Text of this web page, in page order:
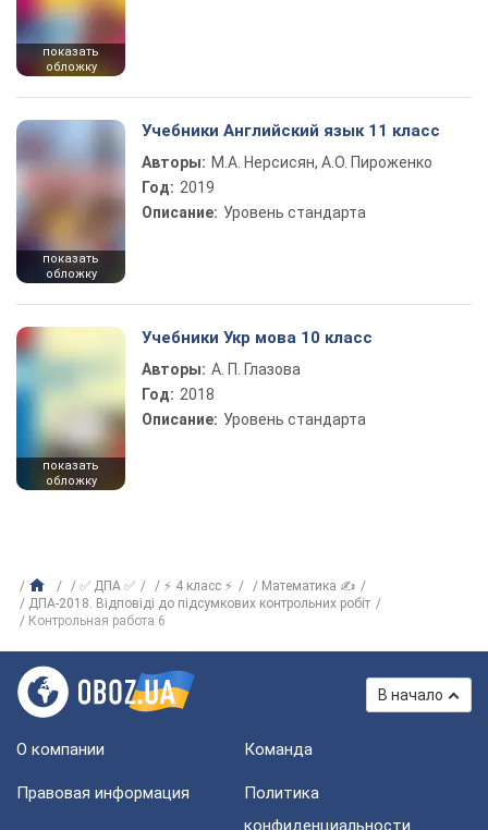
показать
обложку
показать
обложку
Учебники Английский язык 11 класс
Авторы: М.А. Нерсисян, А.О. Пироженко
Год: 2019
Описание: Уровень стандарта
показать
обложку
Учебники Укр мова 10 класс
Авторы: А. П. Глазова
Год: 2018
Описание: Уровень стандарта
✅ ДПА ✅ ⚡ 4 класс ⚡
Математика ✍
ДПА-2018. Відповіді до підсумкових контрольних робіт
Контрольная работа 6
В начало
О компании Команда
Правовая информация
Политика
конфиденциальности